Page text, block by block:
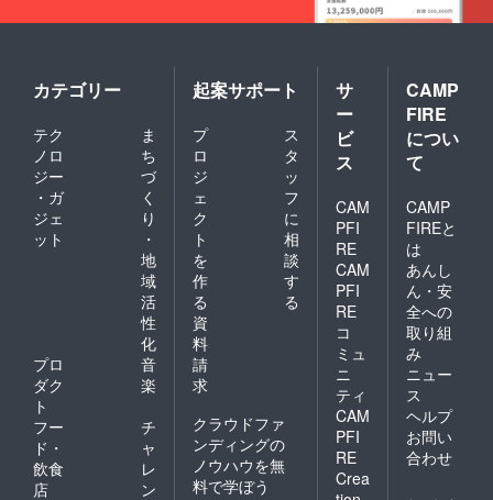
カテゴリー
テク
ノロ
ジー
・ガ
ジェ
ット
ま
ち
づ
く
り
・
地
域
活
性
化
プロ
ダク
ト
音
楽
フー
ド・
飲食
店
チ
ャ
レ
ン
起案サポート
プ
ロ
ジ
ェ
ク
ト
を
作
る
ス
タ
ッ
フ
に
相
談
す
る
資
料
請
求
クラウドファ
ンディングの
ノウハウを無
料で学ぼう
サ
ー
ビ
ス
CAM
PFI
RE
CAM
PFI
RE
コ
ミュ
ニ
ティ
CAM
PFI
RE
Crea
CAMP
FIRE
につい
て
CAMP
FIREと
は
あんし
ん・安
全への
取り組
み
ニュー
ス
ヘルプ
お問い
合わせ